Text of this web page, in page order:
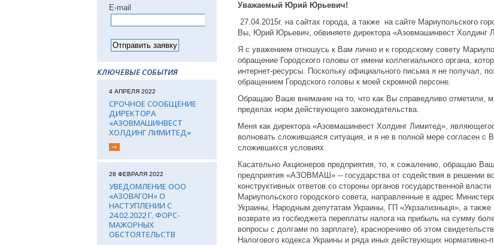
Е-mail
КЛЮЧЕВЫЕ СОБЫТИЯ
4 АПРЕЛЯ 2022
СРОЧНОЕ СООБЩЕНИЕ
ДИРЕКТОРА
«АЗОВМАШИНВЕСТ
ХОЛДИНГ ЛИМИТЕД»
28 ФЕВРАЛЯ 2022
УВЕДОМЛЕНИЕ ООО
«АЗОВАГОН» О
НАСТУПЛЕНИИ С
24.02.2022 Г. ФОРС-
МАЖОРНЫХ
ОБСТОЯТЕЛЬСТВ
Уважаемый Юрий Юрьевич!
27.04.2015г. на сайтах города, а также на сайте Мариупольского
Вы, Юрий Юрьевич, обвиняете директора «Азовмашинвест Холдинг
Я с уважением отношусь к Вам лично и к городскому совету
обращение Городского головы от имени коллегиального органа,
интернет-ресурсы. Поскольку официального письма я не получал,
обращением Городского головы к моей скромной персоне.
Обращаю Ваше внимание на то, что как Вы справедливо отметили,
пределах норм действующего законодательства.
Меня как директора «Азовмашинвест Холдинг Лимитед»,
волновать сложившаяся ситуация, и я не в полной мере согласен
сложившихся условиях.
Касательно Акционеров предприятия, то, к сожалению, обращаю
предприятия «АЗОВМАШ» -- государства от содействия в решении
конструктивных ответов со стороны органов государственной
Мариупольского городского совета, направленные в адрес
Украины, Народным депутатам Украины, ГП «Укрзализныця», а
возврате из госбюджета переплаты налога на прибыль на сумму
вопросы с долгами по зарплате), красноречиво об этом
Налогового кодекса Украины и ряда иных действующих нормативно-